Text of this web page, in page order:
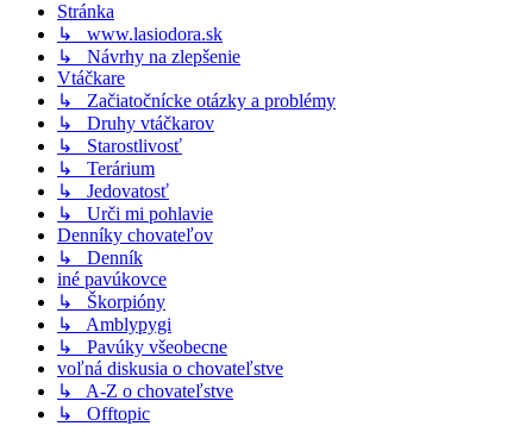
Stránka
↳ www.lasiodora.sk
↳ Návrhy na zlepšenie
Vtáčkare
↳ Začiatočnícke otázky a problémy
↳ Druhy vtáčkarov
↳ Starostlivosť
↳ Terárium
↳ Jedovatosť
↳ Urči mi pohlavie
Denníky chovateľov
↳ Denník
iné pavúkovce
↳ Škorpióny
↳ Amblypygi
↳ Pavúky všeobecne
voľná diskusia o chovateľstve
↳ A-Z o chovateľstve
↳ Offtopic